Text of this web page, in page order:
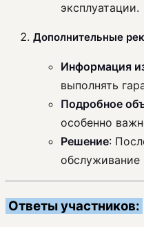
эксплуатации.
Дополнительные
Информация
выполнять
Подробное
особенно
Решение:
обслуживание
Ответы участников: